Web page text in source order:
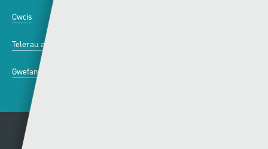
Cwcis
Telerau ac Amodau
Gwefannau A-Y